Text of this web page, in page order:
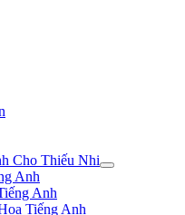
Cho Thiếu Nhi
Anh
Anh
Tiếng Anh